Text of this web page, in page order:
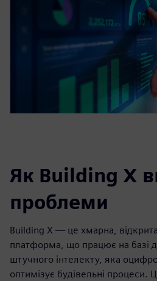
Як Building X
проблеми
Building X — це хмарна,
платформа, що працює на базі
штучного інтелекту, яка
оптимізує будівельні процеси.